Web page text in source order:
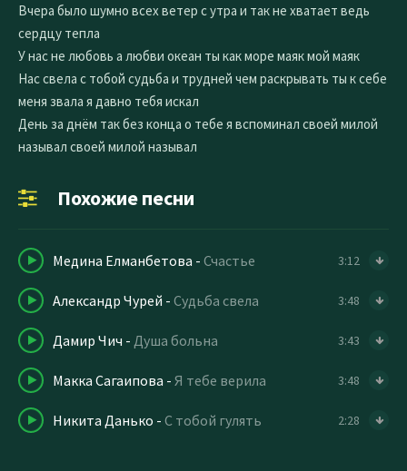
Вчера было шумно всех ветер с утра и так не хватает ведь
сердцу тепла
У нас не любовь а любви океан ты как море маяк мой маяк
Нас свела с тобой судьба и трудней чем раскрывать ты к себе
меня звала я давно тебя искал
День за днём так без конца о тебе я вспоминал своей милой
называл своей милой называл
Похожие песни
Медина Елманбетова - Счастье 3:12
Александр Чурей - Судьба свела 3:48
Дамир Чич - Душа больна 3:43
Макка Сагаипова - Я тебе верила 3:48
Никита Данько - С тобой гулять 2:28